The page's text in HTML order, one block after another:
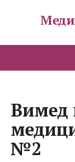
Вимед
№2